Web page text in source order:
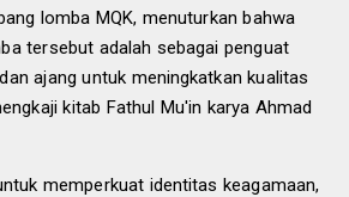
lomba MQK, menuturkan bahwa
tersebut adalah sebagai penguat
ajang untuk meningkatkan kualitas
kitab Fathul Mu'in karya Ahmad
memperkuat identitas keagamaan,